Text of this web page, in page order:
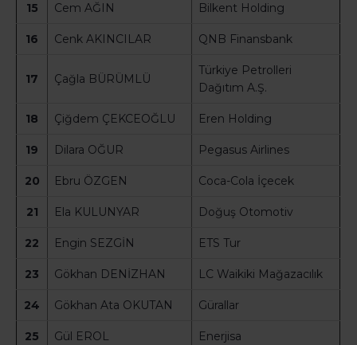
15 Cem AĞIN Bilkent Holding
16 Cenk AKINCILAR QNB Finansbank
17 Çağla BÜRÜMLÜ
Türkiye Petrolleri
Dağıtım A.Ş.
18 Çiğdem ÇEKCEOĞLU Eren Holding
19 Dilara OĞUR Pegasus Airlines
20 Ebru ÖZGEN Coca-Cola İçecek
21 Ela KULUNYAR Doğuş Otomotiv
22 Engin SEZGİN ETS Tur
23 Gökhan DENİZHAN LC Waikiki Mağazacılık
24 Gökhan Ata OKUTAN Gürallar
25 Gül EROL Enerjisa